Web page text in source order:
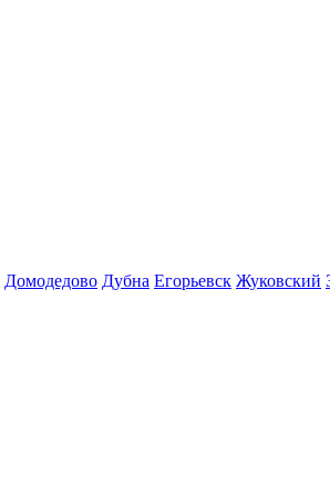
Домодедово Дубна Егорьевск Жуковский